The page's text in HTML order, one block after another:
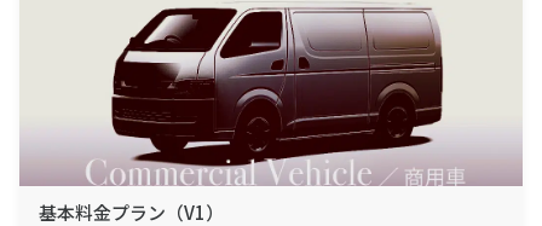
基本料金プラン（V1）